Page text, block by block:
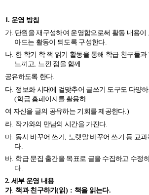
1. 운영 방침
가. 단원을 재구성하여 운영함으로써 활동 내용이
아드는 활동이 되도록 구성한다.
나. 한 학기 학 책 읽기 활동을 통해 학급 친구들
느끼고, 느낀 점을 함께
공유하도록 한다.
다. 정보화 시대에 걸맞추어 글쓰기 도구도 다양
(학급 홈페이지를 활용하
여 자신을 글의 공유하는 기회를 제공한다.)
라. 작가와의 만남의 시간을 가진다.
마. 동시 바꾸어 쓰기
노랫말 바꾸어 쓰기 등 교
다.
바. 학급 문집 출간을 목표로 글을 수집하고 수정
다.
2. 세부 운영 내용
가.책과 친구하기(읽) : 책을 읽는다.